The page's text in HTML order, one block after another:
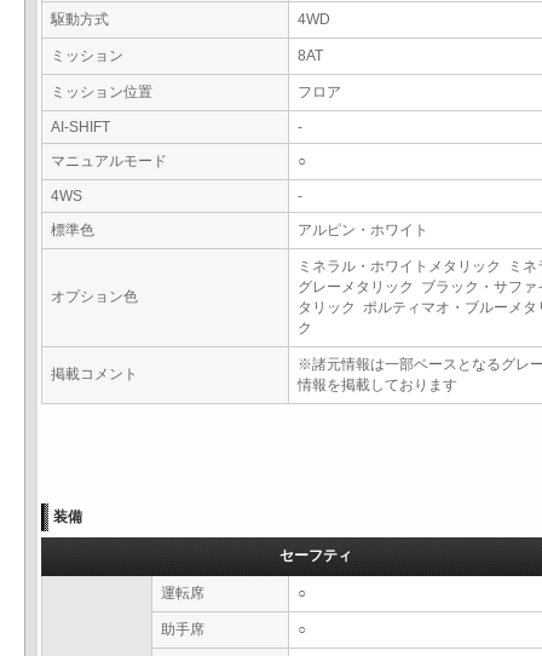
駆動方式 4WD
ミッション 8AT
ミッション位置 フロア
AI-SHIFT
-
マニュアルモード
○
4WS
-
標準色
アルピン・ホワイト
オプション色
ミネラル・ホワイトメタリック ミネ
グレーメタリック ブラック・サファ
タリック ポルティマオ・ブルーメタ
ク
掲載コメント
※諸元情報は一部ベースとなるグレ
情報を掲載しております
装備
セーフティ
運転席 ○
助手席 ○